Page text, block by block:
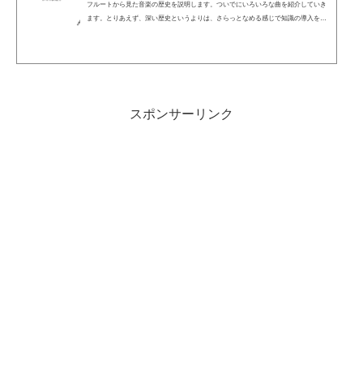
フルートから見た音楽の歴史を説明します。ついでにいろいろな曲を紹介していき
ます。とりあえず、深い歴史というよりは、さらっとなめる感じで知識の導入を説
スポンサーリンク